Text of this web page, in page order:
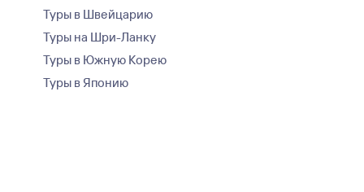
Туры в Швейцарию
Туры на Шри-Ланку
Туры в Южную Корею
Туры в Японию